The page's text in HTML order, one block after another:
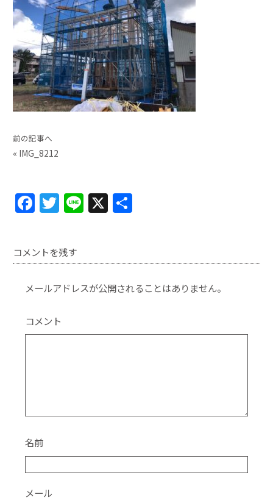
前の記事へ
« IMG_8212
F
c
e
b
o
o
k
T
itt
er
Li X
コメントを残す
メールアドレスが公開されることはありません。
コメント
名前
メール